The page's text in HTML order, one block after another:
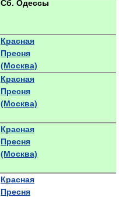
Сб. Одессы
Красная
Пресня
(Москва)
Красная
Пресня
(Москва)
Красная
Пресня
(Москва)
Красная
Пресня